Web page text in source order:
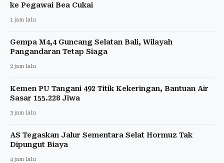
ke Pegawai Bea Cukai
1 jam lalu
Gempa M4,4 Guncang Selatan Bali, Wilayah
Pangandaran Tetap Siaga
2 jam lalu
Kemen PU Tangani 492 Titik Kekeringan, Bantuan Air
Sasar 155.228 Jiwa
3 jam lalu
AS Tegaskan Jalur Sementara Selat Hormuz Tak
Dipungut Biaya
4 jam lalu